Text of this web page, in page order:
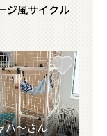
ジ風サイクル
ハ～さん